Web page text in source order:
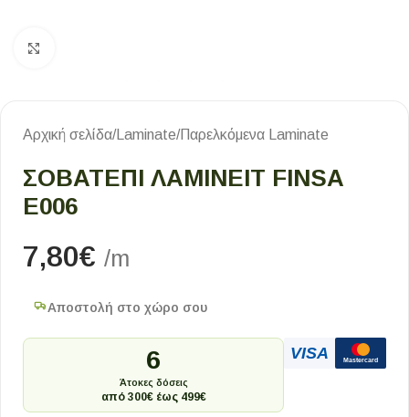
Αρχική σελίδα/Laminate/Παρελκόμενα Laminate
ΣΟΒΑΤΕΠΙ ΛΑΜΙΝΕΙΤ FINSA
E006
7,80€ /m
Αποστολή στο χώρο σου
6
Άτοκες δόσεις
από 300€ έως 499€
VISA Mastercard